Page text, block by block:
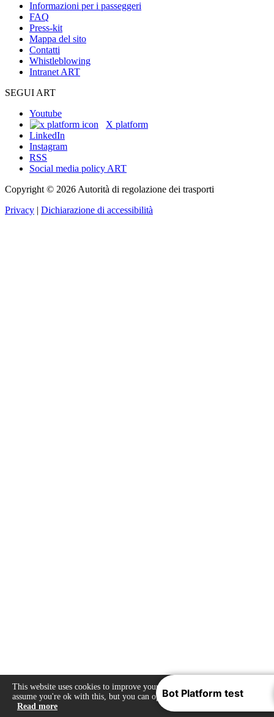
Informazioni per i passeggeri
FAQ
Press-kit
Mappa del sito
Contatti
Whistleblowing
Intranet ART
SEGUI ART
Youtube
X platform
LinkedIn
Instagram
RSS
Social media policy ART
Copyright © 2026 Autorità di regolazione dei trasporti
Privacy
Dichiarazione di accessibilità
This website uses cookies to improve your experience. We'll
assume you're ok with this, but you can opt-out if you wish.
Read more